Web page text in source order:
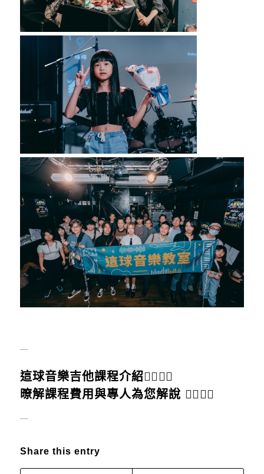
這球音樂吉他課程介紹👈🏻👈🏻
暸解課程費用與專人為您解說 👈🏻👈🏻
Share this entry